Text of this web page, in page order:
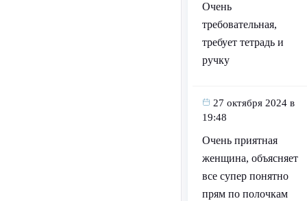
Очень
требовательная,
требует тетрадь и
ручку
27 октября 2024 в
19:48
Очень приятная
женщина, объясняет
все супер понятно
прям по полочкам